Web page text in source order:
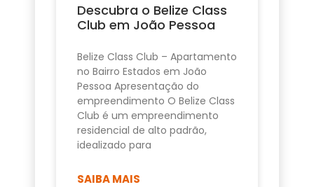
Descubra o Belize Class
Club em João Pessoa
Belize Class Club – Apartamento
no Bairro Estados em João
Pessoa Apresentação do
empreendimento O Belize Class
Club é um empreendimento
residencial de alto padrão,
idealizado para
SAIBA MAIS